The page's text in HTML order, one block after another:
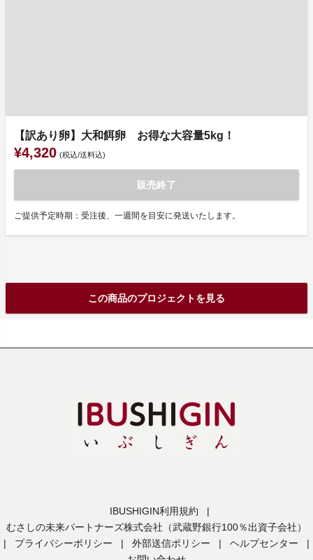
【訳あり卵】大和餌卵 お得な大容量5kg！
¥4,320 (税込/送料込)
販売終了
ご提供予定時期：受注後、一週間を目安に発送いたします。
この商品のプロジェクトを見る
IBUSHIGIN利用規約
|
むさしの未来パートナーズ株式会社（武蔵野銀行100％出資子会社）
|
プライバシーポリシー | 外部送信ポリシー | ヘルプセンター
|